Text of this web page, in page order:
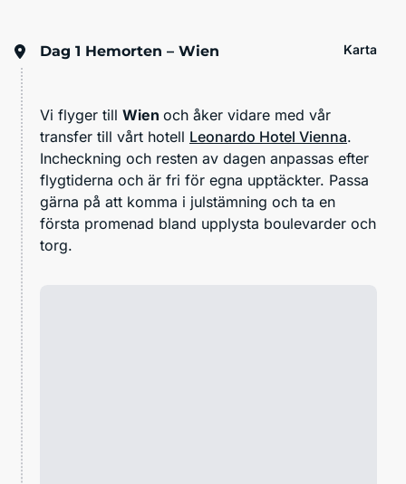
Dag 1 Hemorten – Wien Karta
Vi flyger till Wien och åker vidare med vår
transfer till vårt hotell Leonardo Hotel Vienna.
Incheckning och resten av dagen anpassas efter
flygtiderna och är fri för egna upptäckter. Passa
gärna på att komma i julstämning och ta en
första promenad bland upplysta boulevarder och
torg.